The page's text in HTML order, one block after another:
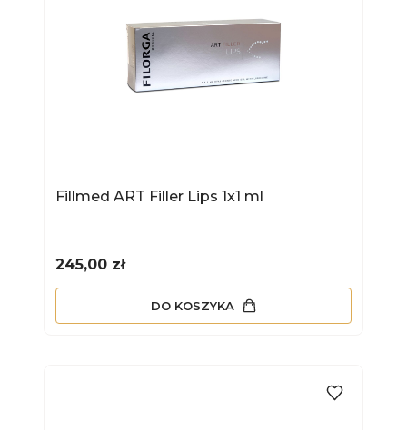
Fillmed ART Filler Lips 1x1 ml
Cena
245,00 zł
DO KOSZYKA